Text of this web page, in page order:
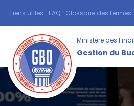
principal
TOPBAR
Liens utiles FAQ Glossaire des termes
Ministère des
Gestion du